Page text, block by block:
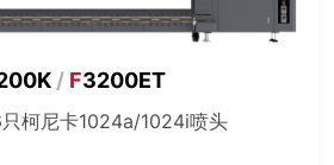
/ F3200ET
柯尼卡1024a/1024i喷头